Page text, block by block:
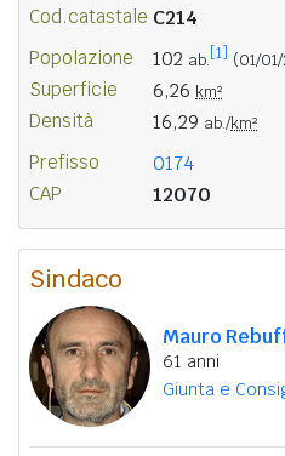
Cod.catastale C214
Popolazione 102 ab. [1] (01/
Superficie 6,26 km²
Densità 16,29 ab./km²
Prefisso 0174
CAP 12070
Sindaco
Mauro
61 anni
Giunta e